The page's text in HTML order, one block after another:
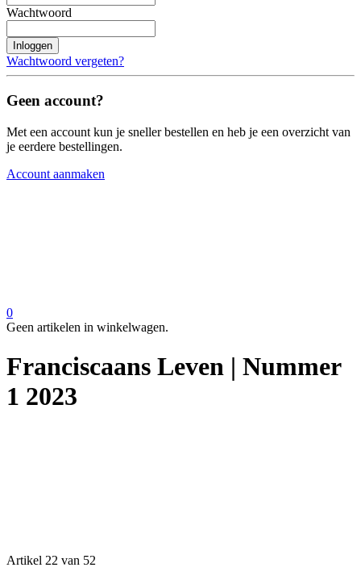
Wachtwoord
Inloggen
Wachtwoord vergeten?
Geen account?
Met een account kun je sneller bestellen en heb je een overzicht van
je eerdere bestellingen.
Account aanmaken
0
Geen artikelen in winkelwagen.
Franciscaans Leven | Nummer
1 2023
Artikel 22 van 52